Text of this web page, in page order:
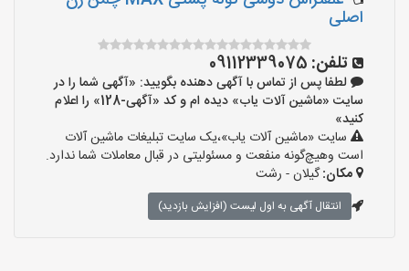
اصلی
تلفن: 09112339075
لطفا پس از تماس با آگهی دهنده بگویید: «آگهی شما را در
سایت «ماشین آلات یاب» دیده ام و کد «آگهی-128» را اعلام
کنید»
سایت «ماشین آلات یاب»،یک سایت تبلیغات ماشین آلات
است وهیچ‌گونه منفعت و مسئولیتی در قبال معاملات شما ندارد.
مکان:گیلان - رشت
انتقال آگهی به اول لیست (افزایش بازدید)